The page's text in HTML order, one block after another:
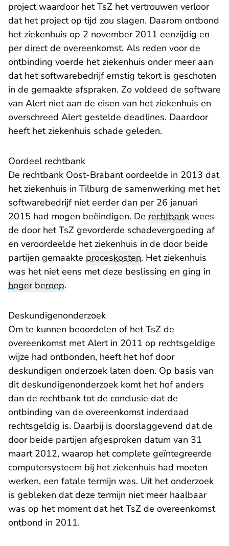
project waardoor het TsZ het vertrouwen verloor
dat het project op tijd zou slagen. Daarom ontbond
het ziekenhuis op 2 november 2011 eenzijdig en
per direct de overeenkomst. Als reden voor de
ontbinding voerde het ziekenhuis onder meer aan
dat het softwarebedrijf ernstig tekort is geschoten
in de gemaakte afspraken. Zo voldeed de software
van Alert niet aan de eisen van het ziekenhuis en
overschreed Alert gestelde deadlines. Daardoor
heeft het ziekenhuis schade geleden.
Oordeel rechtbank
De rechtbank Oost-Brabant- U verlaat
oordeelde in 2013 dat
het ziekenhuis in Tilburg de samenwerking met het
softwarebedrijf niet eerder dan per 26 januari
2015 had mogen beëindigen. De rechtbank wees
de door het TsZ gevorderde schadevergoeding af
en veroordeelde het ziekenhuis in de door beide
partijen gemaakte proceskosten. Het ziekenhuis
was het niet eens met deze beslissing en ging in
hoger beroep.
Deskundigenonderzoek
Om te kunnen beoordelen of het TsZ de
overeenkomst met Alert in 2011 op rechtsgeldige
wijze had ontbonden, heeft het hof door
deskundigen onderzoek laten doen. Op basis van
dit deskundigenonderzoek komt het hof anders
dan de rechtbank tot de conclusie dat de
ontbinding van de overeenkomst inderdaad
rechtsgeldig is. Daarbij is doorslaggevend dat de
door beide partijen afgesproken datum van 31
maart 2012, waarop het complete geïntegreerde
computersysteem bij het ziekenhuis had moeten
werken, een fatale termijn was. Uit het onderzoek
is gebleken dat deze termijn niet meer haalbaar
was op het moment dat het TsZ de overeenkomst
ontbond in 2011.